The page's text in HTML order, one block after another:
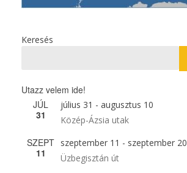
Keresés
Utazz velem ide!
JÚL
31
július 31 - augusztus 10
Közép-Ázsia utak
SZEPT
11
szeptember 11 - szeptember 20
Üzbegisztán út